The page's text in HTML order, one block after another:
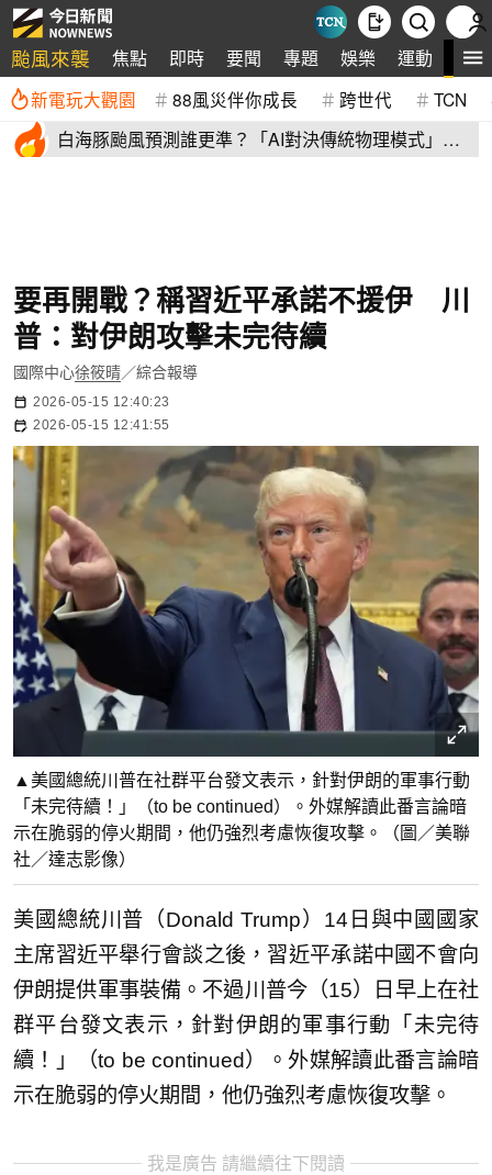
颱風來襲 焦點 即時 要聞 專題 娛樂 運動 全
新電玩大觀園 88風災伴你成長 跨世代 TCN
白海豚颱風預測誰更準？「AI對決傳統物理模式」第
要再開戰？稱習近平承諾不援伊 川
普：對伊朗攻擊未完待續
國際中心徐筱晴／綜合報導
2026-05-15 12:40:23
2026-05-15 12:41:55
▲美國總統川普在社群平台發文表示，針對伊朗的軍事行動
「未完待續！」（to be continued）。外媒解讀此番言論暗
示在脆弱的停火期間，他仍強烈考慮恢復攻擊。（圖／美聯
社／達志影像）
美國總統川普（Donald Trump）14日與中國國家
主席習近平舉行會談之後，習近平承諾中國不會向
伊朗提供軍事裝備。不過川普今（15）日早上在社
群平台發文表示，針對伊朗的軍事行動「未完待
續！」（to be continued）。外媒解讀此番言論暗
示在脆弱的停火期間，他仍強烈考慮恢復攻擊。
我是廣告 請繼續往下閱讀